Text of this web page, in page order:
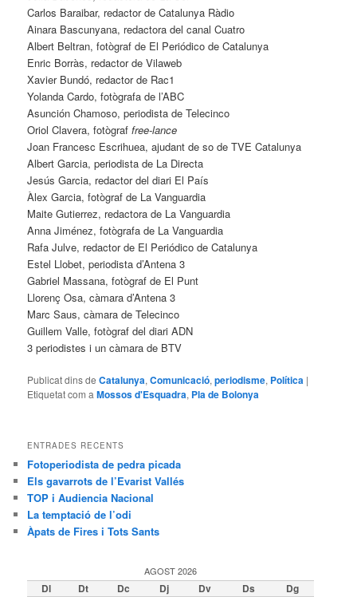
Carlos Baraibar, redactor de Catalunya Ràdio
Ainara Bascunyana, redactora del canal Cuatro
Albert Beltran, fotògraf de El Periódico de Catalunya
Enric Borràs, redactor de Vilaweb
Xavier Bundó, redactor de Rac1
Yolanda Cardo, fotògrafa de l’ABC
Asunción Chamoso, periodista de Telecinco
Oriol Clavera, fotògraffree-lance
Joan Francesc Escrihuea, ajudant de so de TVE Catalunya
Albert Garcia, periodista de La Directa
Jesús Garcia, redactor del diari El País
Àlex Garcia, fotògraf de La Vanguardia
Maite Gutierrez, redactora de La Vanguardia
Anna Jiménez, fotògrafa de La Vanguardia
Rafa Julve, redactor de El Periódico de Catalunya
Estel Llobet, periodista d’Antena 3
Gabriel Massana, fotògraf de El Punt
Llorenç Osa, càmara d’Antena 3
Marc Saus, càmara de Telecinco
Guillem Valle, fotògraf del diari ADN
3 periodistes i un càmara de BTV
Publicat dins de Catalunya,Comunicació,periodisme, Política |
Etiquetat com a Mossos d'Esquadra, Pla de Bolonya
ENTRADES RECENTS
Fotoperiodista de pedra picada
Els gavarrots de l’Evarist Vallés
TOP i Audiencia Nacional
La temptació de l’odi
Àpats de Fires i Tots Sants
AGOST 2026
Dl Dt Dc Dj Dv Ds Dg